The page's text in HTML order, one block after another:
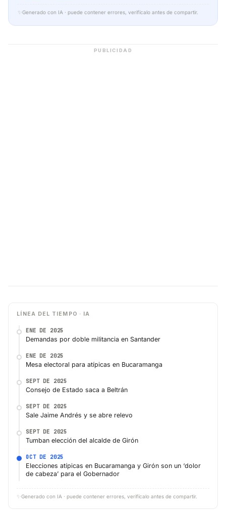
✨ Generado con IA · puede contener errores, verifícalo antes de compartir.
PUBLICIDAD
LÍNEA DEL TIEMPO · IA
ENE DE 2025
Demandas por doble militancia en Santander
ENE DE 2025
Mesa electoral para atípicas en Bucaramanga
SEPT DE 2025
Consejo de Estado saca a Beltrán
SEPT DE 2025
Sale Jaime Andrés y se abre relevo
SEPT DE 2025
Tumban elección del alcalde de Girón
OCT DE 2025
Elecciones atípicas en Bucaramanga y Girón son un ‘dolor
de cabeza’ para el Gobernador
✨ Generado con IA · puede contener errores, verifícalo antes de compartir.